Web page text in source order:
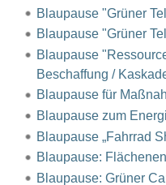
Blaupause "Grüner
Blaupause "Grüner
Blaupause
Beschaffung /
Blaupause für
Blaupause zum
Blaupause „Fahrrad
Blaupause:
Blaupause: Grüner